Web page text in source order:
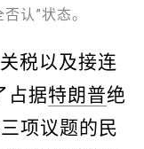
认”状态。
税以及接连
占据特朗普绝
项议题的民